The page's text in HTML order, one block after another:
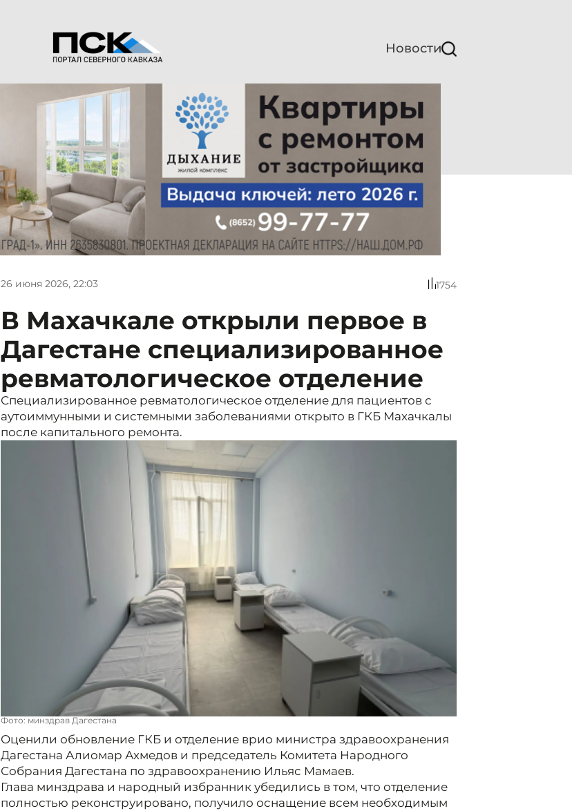
Новости
26 июня 2026, 22:03 1754
В Махачкале открыли первое в
Дагестане специализированное
ревматологическое отделение
Специализированное ревматологическое отделение для пациентов с
аутоиммунными и системными заболеваниями открыто в ГКБ Махачкалы
после капитального ремонта.
Фото: минздрав Дагестана
Оценили обновление ГКБ и отделение врио министра здравоохранения
Дагестана Алиомар Ахмедов и председатель Комитета Народного
Собрания Дагестана по здравоохранению Ильяс Мамаев.
Глава минздрава и народный избранник убедились в том, что отделение
полностью реконструировано, получило оснащение всем необходимым